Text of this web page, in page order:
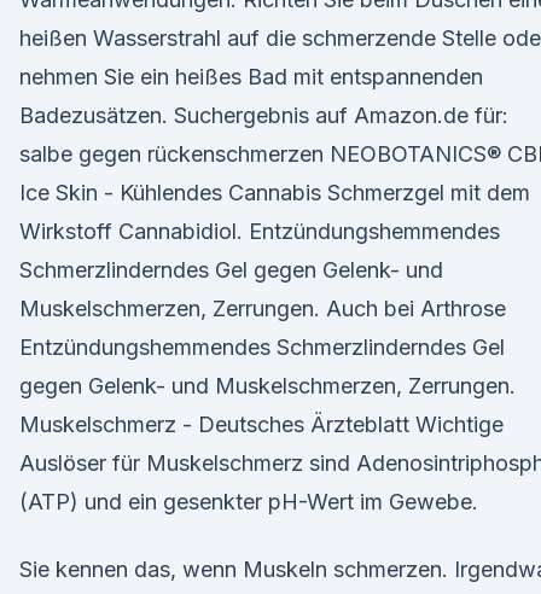
heißen Wasserstrahl auf die schmerzende Stelle
nehmen Sie ein heißes Bad mit entspannenden
Badezusätzen. Suchergebnis auf Amazon.de für:
salbe gegen rückenschmerzen NEOBOTANICS®
Ice Skin - Kühlendes Cannabis Schmerzgel mit dem
Wirkstoff Cannabidiol. Entzündungshemmendes
Schmerzlinderndes Gel gegen Gelenk- und
Muskelschmerzen, Zerrungen. Auch bei Arthrose
Entzündungshemmendes Schmerzlinderndes Gel
gegen Gelenk- und Muskelschmerzen, Zerrungen.
Muskelschmerz - Deutsches Ärzteblatt Wichtige
Auslöser für Muskelschmerz sind
(ATP) und ein gesenkter pH-Wert im Gewebe.
Sie kennen das, wenn Muskeln schmerzen.